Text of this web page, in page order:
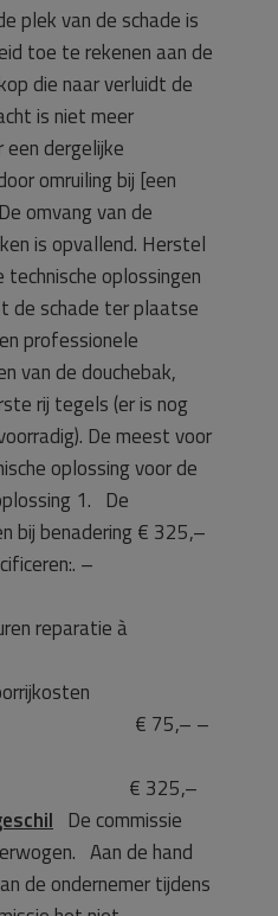
plek van de schade is
toe te rekenen aan de
die naar verluidt de
is niet meer
dergelijke
omruiling bij [een
omvang van de
is opvallend. Herstel
oplossingen
de schade ter plaatse
professionele
van de douchebak,
rij tegels (er is nog
De meest voor
oplossing voor de
1. De
bij benadering € 325,–
–
à
uur
€ 75,– –
De commissie
Aan de hand
de ondernemer tijdens